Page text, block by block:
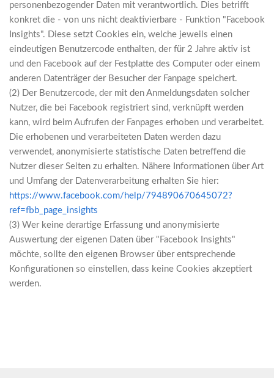
personenbezogender Daten mit verantwortlich. Dies betrifft
konkret die - von uns nicht deaktivierbare - Funktion "Facebook
Insights". Diese setzt Cookies ein, welche jeweils einen
eindeutigen Benutzercode enthalten, der für 2 Jahre aktiv ist
und den Facebook auf der Festplatte des Computer oder einem
anderen Datenträger der Besucher der Fanpage speichert.
(2) Der Benutzercode, der mit den Anmeldungsdaten solcher
Nutzer, die bei Facebook registriert sind, verknüpft werden
kann, wird beim Aufrufen der Fanpages erhoben und verarbeitet.
Die erhobenen und verarbeiteten Daten werden dazu
verwendet, anonymisierte statistische Daten betreffend die
Nutzer dieser Seiten zu erhalten. Nähere Informationen über Art
und Umfang der Datenverarbeitung erhalten Sie hier:
https://www.facebook.com/help/794890670645072?
ref=fbb_page_insights
(3) Wer keine derartige Erfassung und anonymisierte
Auswertung der eigenen Daten über "Facebook Insights"
möchte, sollte den eigenen Browser über entsprechende
Konfigurationen so einstellen, dass keine Cookies akzeptiert
werden.